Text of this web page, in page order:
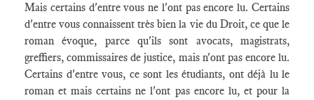
Mais certains d'entre vous ne l'ont pas encore lu. Certains
d'entre vous connaissent très bien la vie du Droit, ce que le
roman évoque, parce qu'ils sont avocats, magistrats,
greffiers, commissaires de justice, mais n'ont pas encore lu.
Certains d'entre vous, ce sont les étudiants, ont déjà lu le
roman et mais certains ne l'ont pas encore lu, et pour la